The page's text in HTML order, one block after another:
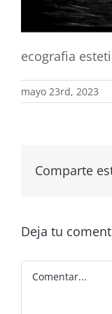
ecografia
mayo 23rd, 2023
Comparte
Deja tu
Comentar